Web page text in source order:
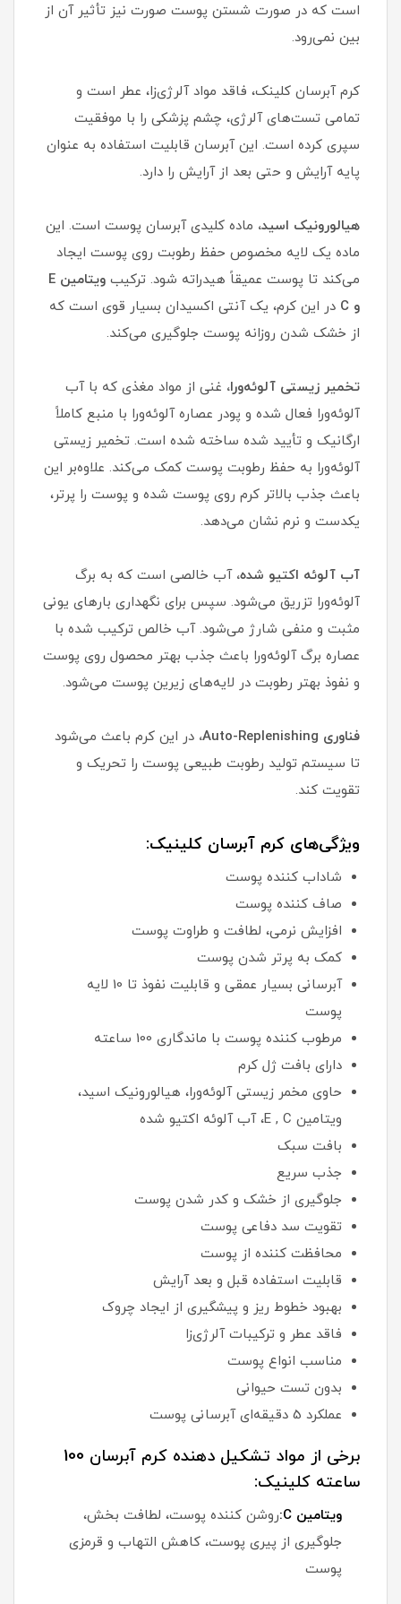
است که در صورت شستن پوست صورت نیز تأثیر آن از
بین نمی‌رود.
کرم آبرسان کلینک، فاقد مواد آلرژی‌زا، عطر است و
تمامی تست‌های آلرژی، چشم پزشکی را با موفقیت
سپری کرده است. این آبرسان قابلیت استفاده به عنوان
پایه آرایش و حتی بعد از آرایش را دارد.
هیالورونیک اسید، ماده کلیدی آبرسان پوست است. این
ماده یک لایه مخصوص حفظ رطوبت روی پوست ایجاد
می‌کند تا پوست عمیقاً هیدراته شود. ترکیب
ویتامین E
و C
در این کرم، یک آنتی اکسیدان بسیار قوی است که
از خشک شدن روزانه پوست جلوگیری می‌کند.
تخمیر زیستی آلوئه‌ورا، غنی از مواد مغذی که با آب
آلوئه‌ورا فعال شده و پودر عصاره آلوئه‌ورا با منبع کاملاً
ارگانیک و تأیید شده ساخته شده است. تخمیر زیستی
آلوئه‌ورا به حفظ رطوبت پوست کمک می‌کند. علاوه‌بر این
باعث جذب بالاتر کرم روی پوست شده و پوست را پرتر،
یکدست و نرم نشان می‌دهد.
آب آلوئه اکتیو شده، آب خالصی است که به برگ
آلوئه‌ورا تزریق می‌شود. سپس برای نگهداری بارهای یونی
مثبت و منفی شارژ می‌شود. آب خالص ترکیب شده با
عصاره برگ آلوئه‌ورا باعث جذب بهتر محصول روی پوست
و نفوذ بهتر رطوبت در لایه‌های زیرین پوست می‌شود.
فناوری Auto-Replenishing،
در این کرم باعث می‌شود
تا سیستم تولید رطوبت طبیعی پوست را تحریک و
تقویت کند.
ویژگی‌های کرم آبرسان کلینیک:
شاداب کننده پوست
صاف کننده پوست
افزایش نرمی، لطافت و طراوت پوست
کمک به پرتر شدن پوست
آبرسانی بسیار عمقی و قابلیت نفوذ تا 10 لایه
پوست
مرطوب کننده پوست با ماندگاری 100 ساعته
دارای بافت ژل کرم
حاوی مخمر زیستی آلوئه‌ورا، هیالورونیک اسید،
ویتامین E , C، آب آلوئه اکتیو شده
بافت سبک
جذب سریع
جلوگیری از خشک و کدر شدن پوست
تقویت سد دفاعی پوست
محافظت کننده از پوست
قابلیت استفاده قبل و بعد آرایش
بهبود خطوط ریز و پیشگیری از ایجاد چروک
فاقد عطر و ترکیبات آلرژی‌زا
مناسب انواع پوست
بدون تست حیوانی
عملکرد 5 دقیقه‌ای آبرسانی پوست
برخی از مواد تشکیل دهنده کرم آبرسان 100
ساعته کلینیک:
ویتامین C:
روشن کننده پوست، لطافت بخش،
جلوگیری از پیری پوست، کاهش التهاب و قرمزی
پوست